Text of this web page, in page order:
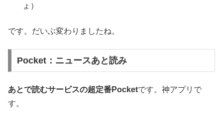
ょ）
です。だいぶ変わりましたね。
Pocket：ニュースあと読み
あとで読むサービスの超定番Pocketです。神アプリで
す。